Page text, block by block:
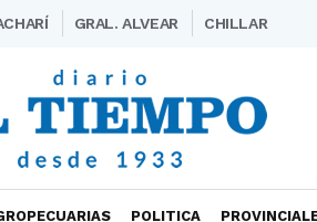
GRAL. ALVEAR CHILLAR
POLITICA